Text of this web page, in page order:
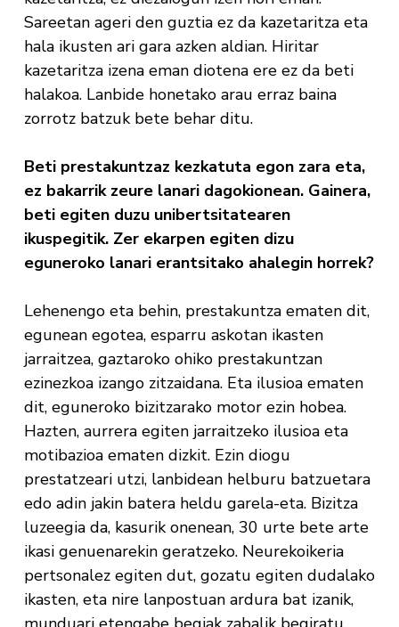
Sareetan ageri den guztia ez da kazetaritza eta
hala ikusten ari gara azken aldian. Hiritar
kazetaritza izena eman diotena ere ez da beti
halakoa. Lanbide honetako arau erraz baina
zorrotz batzuk bete behar ditu.
Beti prestakuntzaz kezkatuta egon zara eta,
ez bakarrik zeure lanari dagokionean. Gainera,
beti egiten duzu unibertsitatearen
ikuspegitik. Zer ekarpen egiten dizu
eguneroko lanari erantsitako ahalegin horrek?
Lehenengo eta behin, prestakuntza ematen dit,
egunean egotea, esparru askotan ikasten
jarraitzea, gaztaroko ohiko prestakuntzan
ezinezkoa izango zitzaidana. Eta ilusioa ematen
dit, eguneroko bizitzarako motor ezin hobea.
Hazten, aurrera egiten jarraitzeko ilusioa eta
motibazioa ematen dizkit. Ezin diogu
prestatzeari utzi, lanbidean helburu batzuetara
edo adin jakin batera heldu garela-eta. Bizitza
luzeegia da, kasurik onenean, 30 urte bete arte
ikasi genuenarekin geratzeko. Neurekoikeria
pertsonalez egiten dut, gozatu egiten dudalako
ikasten, eta nire lanpostuan ardura bat izanik,